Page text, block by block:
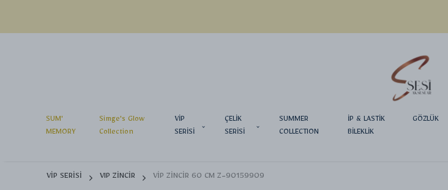
SUM'
MEMORY
Simge's Glow
Collection
VİP
SERİSİ
ÇELİK
SERİSİ
SUMMER
COLLECTION
İP & LASTİK
BİLEKLİK
GÖZLÜK
VİP SERİSİ VIP ZİNCİR VİP ZİNCİR 60 CM Z-90159909